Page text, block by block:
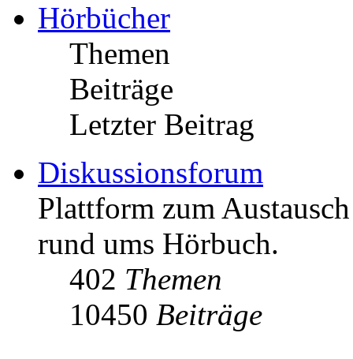
Hörbücher
Themen
Beiträge
Letzter Beitrag
Diskussionsforum
Plattform zum
rund ums Hörbuch.
402 Themen
10450 Beiträge